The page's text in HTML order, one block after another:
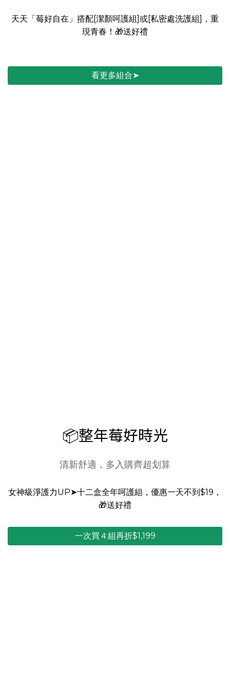
天天「莓好自在」搭配[潔顏呵護組]或[私密處洗護組]，重
現青春！🎁送好禮
看更多組合➤
📦整年莓好時光
清新舒適，多入購齊超划算
女神級淨護力UP➤十二盒全年呵護組，優惠一天不到$19，
🎁送好禮
一次買４組再折$1,199